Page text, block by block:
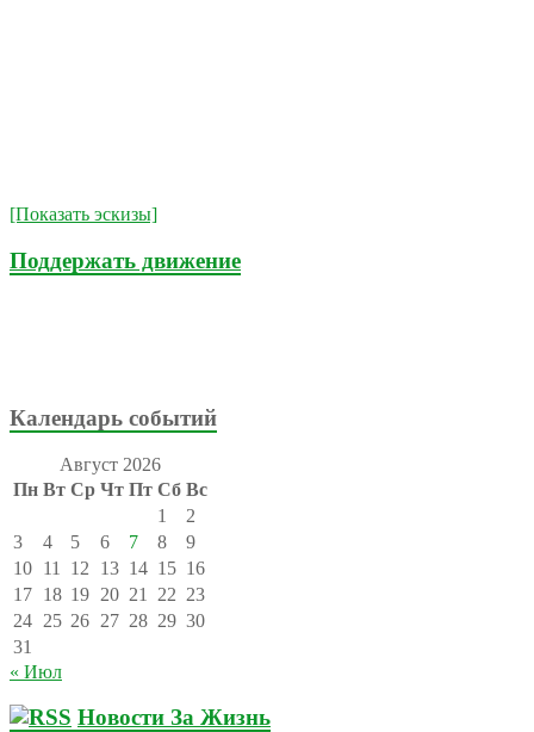
[Показать эскизы]
Поддержать движение
Календарь событий
Август 2026
Пн Вт Ср Чт Пт Сб Вс
1
2
3
4 5 6 7 8
9
10 11 12 13 14 15 16
17 18 19 20 21 22 23
24 25 26 27 28 29 30
31
« Июл
Новости За Жизнь